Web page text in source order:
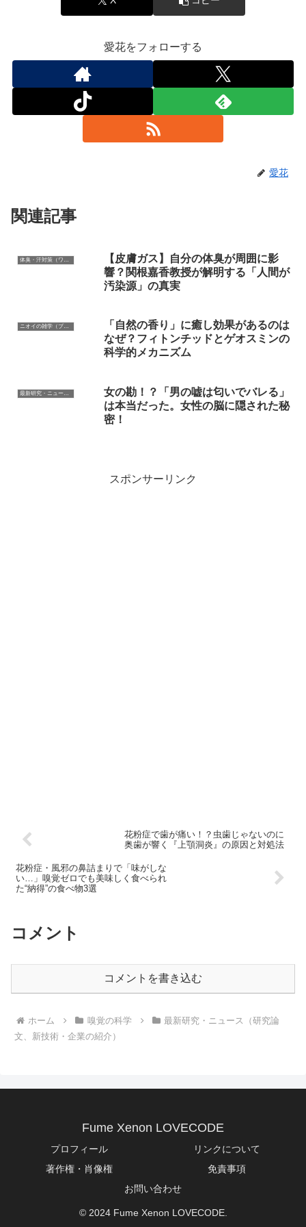
愛花をフォローする
愛花
関連記事
【皮膚ガス】自分の体臭が周囲に影
響？関根嘉香教授が解明する「人間が
汚染源」の真実
ニオイの雑学（プルースト効果、心理的な影響）
「自然の香り」に癒し効果があるのは
なぜ？フィトンチッドとゲオスミンの
科学的メカニズム
最新研究・ニュース（研究論文、新技術・企業の紹介）
女の勘！？「男の嘘は匂いでバレる」
は本当だった。女性の脳に隠された秘
密！
スポンサーリンク
花粉症で歯が痛い！？虫歯じゃないのに
奥歯が響く『上顎洞炎』の原因と対処法
花粉症・風邪の鼻詰まりで「味がしな
い…」嗅覚ゼロでも美味しく食べられ
た“納得”の食べ物3選
コメント
コメントを書き込む
ホーム 嗅覚の科学
最新研究・ニュース（研究論
文、新技術・企業の紹介）
Fume Xenon LOVECODE
プロフィール
リンクについて
著作権・肖像権
免責事項
お問い合わせ
© 2024 Fume Xenon LOVECODE.